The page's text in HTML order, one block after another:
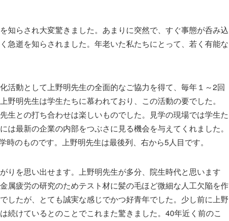
知らされ大変驚きました。あまりに突然で、すぐ事態が呑み込
急逝を知らされました。年老いた私たちにとって、若く有能な
活動として上野明先生の全面的なご協力を得て、毎年１～2回
野明先生は学生たちに慕われており、この活動の要でした。
生との打ち合わせは楽しいものでした。見学の現場では学生た
は最新の企業の内部をつぶさに見る機会を与えてくれました。
のものです。上野明先生は最後列、右から5人目です。
りを思い出せます。上野明先生が多分、院生時代と思います
属疲労の研究のためテスト材に髪の毛ほど微細な人工欠陥を作
したが、とても誠実な感じでかつ好青年でした。少し前に上野
続けているとのことでこれまた驚きました。40年近く前のこ